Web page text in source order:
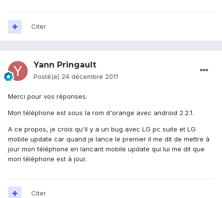
Citer
Yann Pringault
Posté(e) 24 décembre 2011
Merci pour vos réponses.
Mon téléphone est sous la rom d'orange avec android 2.2.1.
A ce propos, je crois qu'il y a un bug avec LG pc suite et LG
mobile update car quand je lance le premier il me dit de mettre à
jour mon téléphone en lancant mobile update qui lui me dit que
mon téléphone est à jour.
Citer